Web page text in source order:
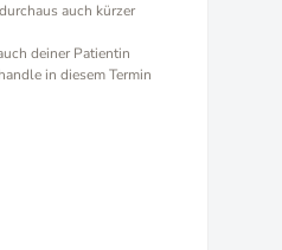
auch kürzer
deiner Patientin
in diesem Termin